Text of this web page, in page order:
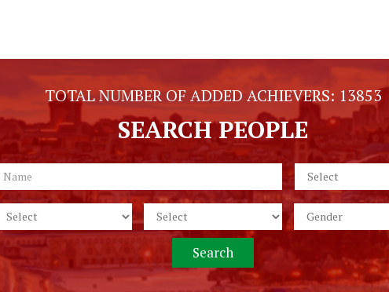
TOTAL NUMBER OF ADDED ACHIEVERS: 13853
SEARCH PEOPLE